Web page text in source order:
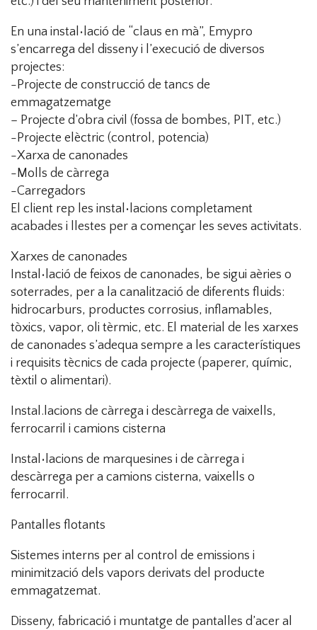
En una instal•lació de “claus en mà”, Emypro
s’encarrega del disseny i l’execució de diversos
projectes:
-Projecte de construcció de tancs de
emmagatzematge
– Projecte d’obra civil (fossa de bombes, PIT, etc.)
-Projecte elèctric (control, potencia)
-Xarxa de canonades
-Molls de càrrega
-Carregadors
El client rep les instal•lacions completament
acabades i llestes per a començar les seves activitats.
Xarxes de canonades
Instal•lació de feixos de canonades, be sigui aèries o
soterrades, per a la canalització de diferents fluids:
hidrocarburs, productes corrosius, inflamables,
tòxics, vapor, oli tèrmic, etc. El material de les xarxes
de canonades s’adequa sempre a les característiques
i requisits tècnics de cada projecte (paperer, químic,
tèxtil o alimentari).
Instal.lacions de càrrega i descàrrega de vaixells,
ferrocarril i camions cisterna
Instal•lacions de marquesines i de càrrega i
descàrrega per a camions cisterna, vaixells o
ferrocarril.
Pantalles flotants
Sistemes interns per al control de emissions i
minimització dels vapors derivats del producte
emmagatzemat.
Disseny, fabricació i muntatge de pantalles d’acer al